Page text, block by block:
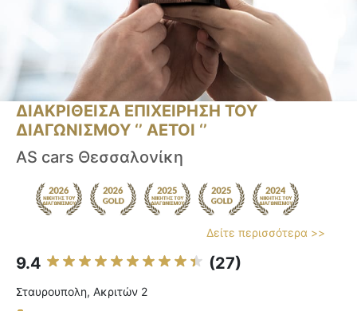
ΔΙΑΚΡΙΘΕΙΣΑ ΕΠΙΧΕΙΡΗΣΗ ΤΟΥ
ΔΙΑΓΩΝΙΣΜΟΥ ‘’ ΑΕΤΟΙ ‘’
AS cars Θεσσαλονίκη
Δείτε περισσότερα >>
9.4 (27)
Σταυρουπολη, Ακριτών 2